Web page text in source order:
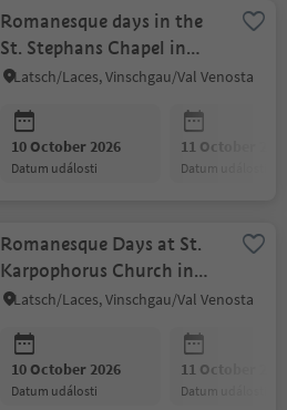
Romanesque days in the
St. Stephans Chapel in
Morter
Latsch/Laces, Vinschgau/Val Venosta
10 October 2026
datum události
11 October
datum události
Romanesque Days at St.
Karpophorus Church in
Tarres
Latsch/Laces, Vinschgau/Val Venosta
10 October 2026
datum události
11 October
datum události